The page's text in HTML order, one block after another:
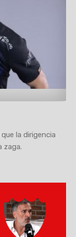
la dirigencia
zaga.